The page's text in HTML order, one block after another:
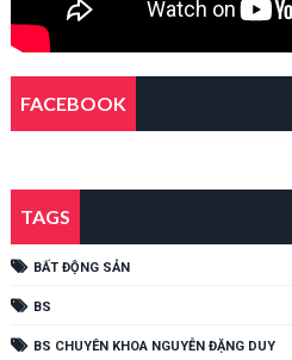
FACEBOOK
TAGS
BẤT ĐỘNG SẢN
BS
BS CHUYÊN KHOA NGUYỄN ĐẶNG DUY